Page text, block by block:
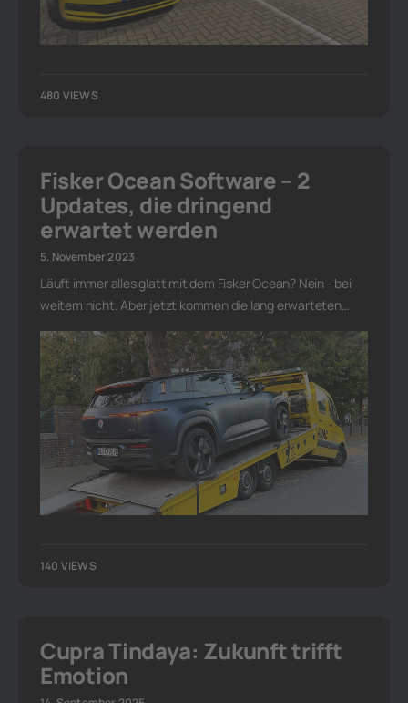
480 VIEWS
Fisker Ocean Software – 2
Updates, die dringend
erwartet werden
5. November 2023
Läuft immer alles glatt mit dem Fisker Ocean? Nein - bei
weitem nicht. Aber jetzt kommen die lang erwarteten…
140 VIEWS
Cupra Tindaya: Zukunft trifft
Emotion